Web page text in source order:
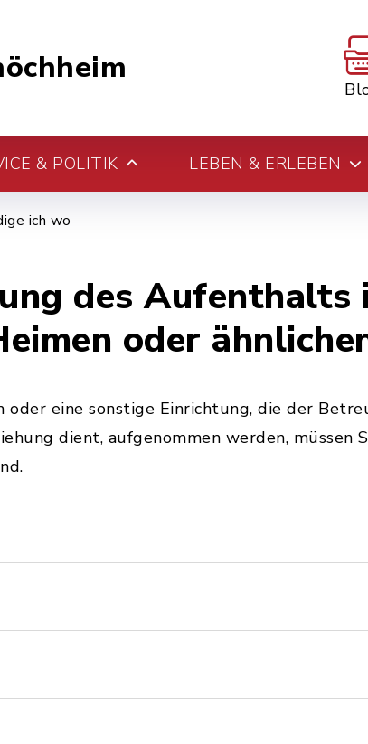
& POLITIK LEBEN & ERLEBEN
ich wo
des Aufenthalts
oder
oder eine sonstige Einrichtung, die der
dient, aufgenommen werden, müssen